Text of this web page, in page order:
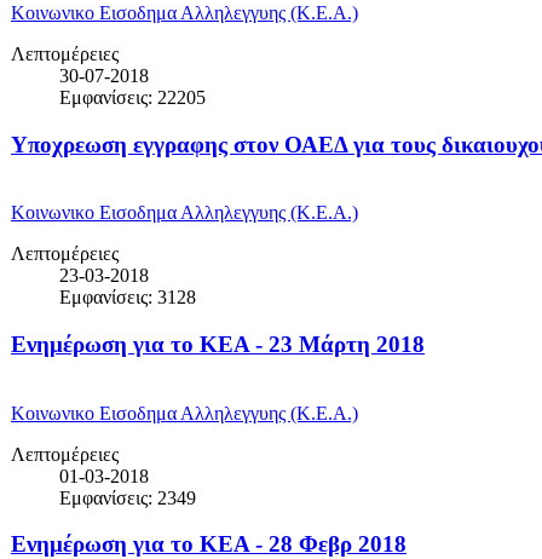
Κοινωνικο Εισοδημα Αλληλεγγυης (Κ.Ε.Α.)
Λεπτομέρειες
30-07-2018
Εμφανίσεις: 22205
Υποχρεωση εγγραφης στον ΟΑΕΔ για τους
Κοινωνικο Εισοδημα Αλληλεγγυης (Κ.Ε.Α.)
Λεπτομέρειες
23-03-2018
Εμφανίσεις: 3128
Ενημέρωση για το ΚΕΑ - 23 Μάρτη 2018
Κοινωνικο Εισοδημα Αλληλεγγυης (Κ.Ε.Α.)
Λεπτομέρειες
01-03-2018
Εμφανίσεις: 2349
Ενημέρωση για το ΚΕΑ - 28 Φεβρ 2018